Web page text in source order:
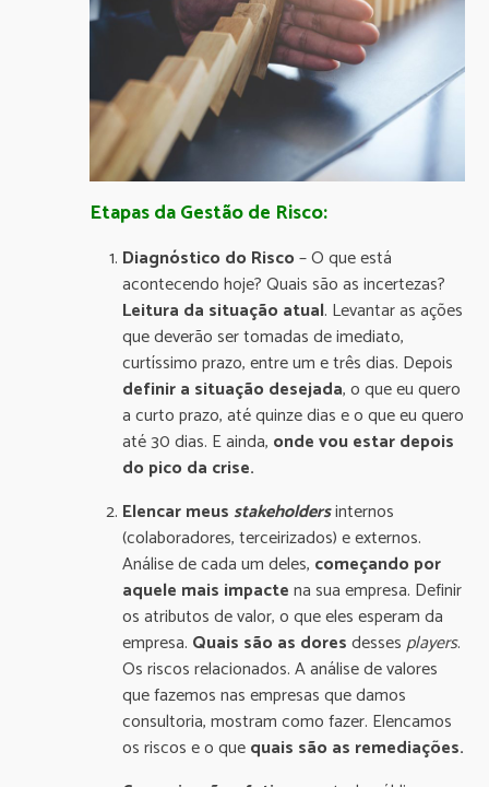
Etapas da Gestão de Risco:
Diagnóstico do Risco– O que está
acontecendo hoje? Quais são as incertezas?
Leitura da situação atual. Levantar as ações
que deverão ser tomadas de imediato,
curtíssimo prazo, entre um e três dias. Depois
definir a situação desejada, o que eu quero
a curto prazo, até quinze dias e o que eu quero
até 30 dias. E ainda, onde vou estar depois
do pico da crise.
Elencar meusstakeholdersinternos
(colaboradores, terceirizados) e externos.
Análise de cada um deles, começando por
aquele mais impactena sua empresa. Definir
os atributos de valor, o que eles esperam da
empresa. Quais são as doresdessesplayers.
Os riscos relacionados. A análise de valores
que fazemos nas empresas que damos
consultoria, mostram como fazer. Elencamos
os riscos e o quequais são as remediações.